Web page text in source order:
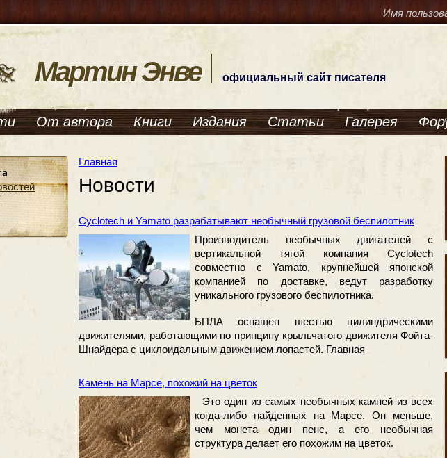
Имя
Мартин Энве официальный сайт писателя
От автора Книги Издания Статьи Галерея
Главная
Новости
Cyclotech и Yamato разрабатывают необычный грузовой беспилотник
Производитель необычных двигателей с
вертикальной тягой компания Cyclotech
совместно с Yamato, крупнейшей японской
компанией по доставке, ведут разработку
уникального грузового беспилотника.
БПЛА оснащен шестью цилиндрическими
движителями, работающими по принципу крыльчатого движителя Фойта-
Шнайдера с циклоидальным движением лопастей. Главная
Камень на Марсе, похожий на цветок
Это один из самых необычных камней из всех
когда-либо найденных на Марсе. Он меньше,
чем монета один пенс, а его необычная
структура делает его похожим на цветок.